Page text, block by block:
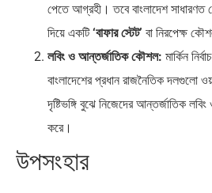
পেতে আগ্রহী। তবে বাংলাদেশ সাধারণত
দিয়ে একটি‘বাফার স্টেট’ বা নিরপেক্ষ
লবিং ও আন্তর্জাতিক কৌশল: মার্কিন
বাংলাদেশের প্রধান রাজনৈতিক দলগুলো
দৃষ্টিভঙ্গি বুঝে নিজেদের আন্তর্জাতিক
করে।
উপসংহার